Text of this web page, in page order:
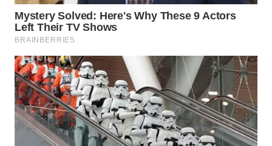
WAHANA
OTOMOTIF
WAHANA
HEALTH
WAHANA
DESA
WISATA